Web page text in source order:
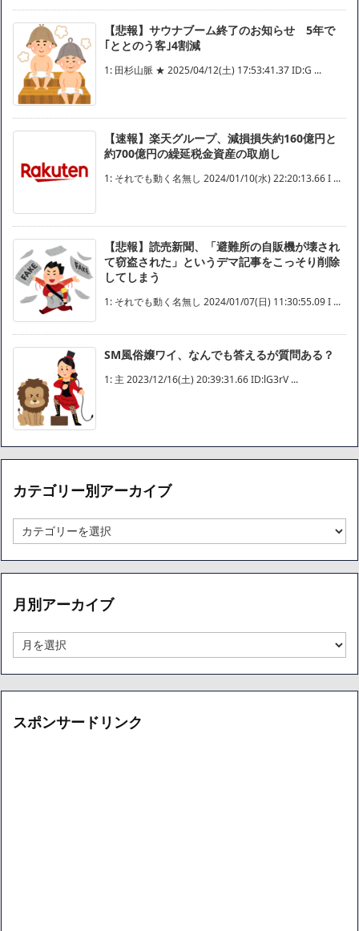
【悲報】サウナブーム終了のお知らせ 5年で
｢ととのう客｣4割減
1: 田杉山脈 ★ 2025/04/12(土) 17:53:41.37 ID:G ...
【速報】楽天グループ、減損損失約160億円と
約700億円の繰延税金資産の取崩し
1: それでも動く名無し 2024/01/10(水) 22:20:13.66 I ...
【悲報】読売新聞、「避難所の自販機が壊され
て窃盗された」というデマ記事をこっそり削除
してしまう
1: それでも動く名無し 2024/01/07(日) 11:30:55.09 I ...
SM風俗嬢ワイ、なんでも答えるが質問ある？
1: 主 2023/12/16(土) 20:39:31.66 ID:lG3rV ...
カテゴリー別アーカイブ
テ
ゴ
リ
別
ー
カ
月別アーカイブ
別
ア
イ
スポンサードリンク